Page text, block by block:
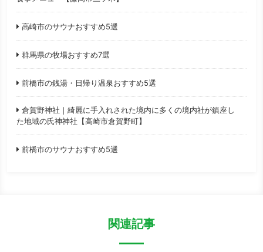
高崎市のサウナおすすめ5選
群馬県の牧場おすすめ7選
前橋市の銭湯・日帰り温泉おすすめ5選
倉賀野神社｜綺麗に手入れされた境内に多くの境内社が鎮座し
た地域の氏神神社【高崎市倉賀野町】
前橋市のサウナおすすめ5選
関連記事